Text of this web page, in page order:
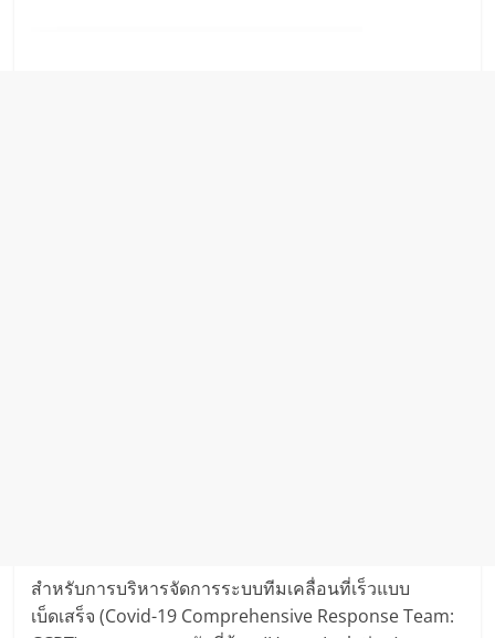
สำหรับการบริหารจัดการระบบทีมเคลื่อนที่เร็วแบบ
เบ็ดเสร็จ (Covid-19 Comprehensive Response Team: